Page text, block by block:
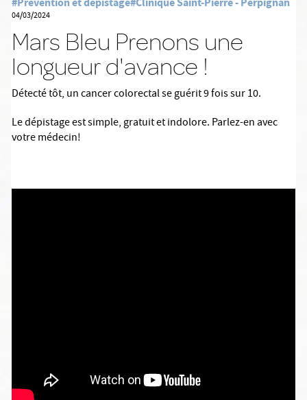
04/03/2024
Mars Bleu Prenons une
longueur d'avance !
Détecté tôt, un cancer colorectal se guérit 9 fois sur 10.
Le dépistage est simple, gratuit et indolore. Parlez-en avec
votre médecin!